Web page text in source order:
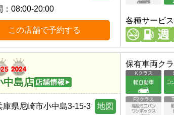
08:00-20:00
この店舗で予約する
各種サービス
中島店
庫県尼崎市小中島3-15-3 地図
保有車両ク